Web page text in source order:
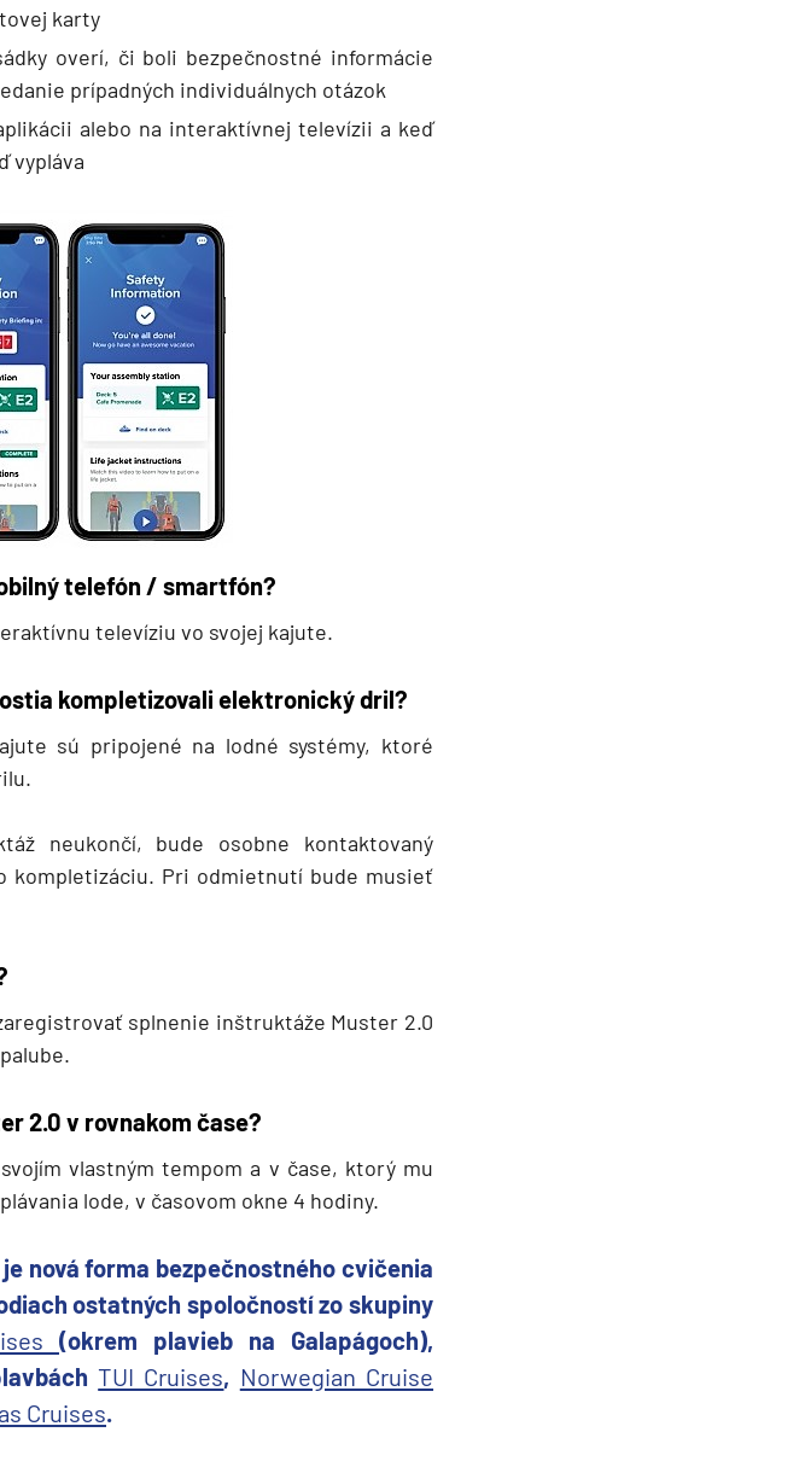
karty
overí, či boli bezpečnostné informácie
prípadných individuálnych otázok
alebo na interaktívnej televízii a keď
vypláva
telefón / smartfón?
televíziu vo svojej kajute.
kompletizovali elektronický dril?
sú pripojené na lodné systémy, ktoré
neukončí, bude osobne kontaktovaný
kompletizáciu. Pri odmietnutí bude musieť
splnenie inštruktáže Muster 2.0
2.0 v rovnakom čase?
vlastným tempom a v čase, ktorý mu
lode, v časovom okne 4 hodiny.
je nová forma bezpečnostného cvičenia
ostatných spoločností zo skupiny
(okrem plavieb na Galapágoch),
TUI Cruises, Norwegian Cruise
Cruises.